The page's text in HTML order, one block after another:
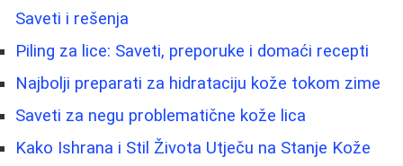
Saveti i rešenja
Piling za lice: Saveti, preporuke i domaći recepti
Najbolji preparati za hidrataciju kože tokom zime
Saveti za negu problematične kože lica
Kako Ishrana i Stil Života Utječu na Stanje Kože